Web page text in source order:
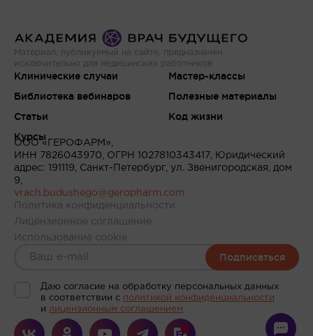
Материал, публикуемый на сайте, предназначен
исключительно для медицинских работников
Клинические случаи
Библиотека вебинаров
Статьи
Курсы
Мастер-классы
Полезные материалы
Код жизни
ООО «ГЕРОФАРМ»,
ИНН 7826043970, ОГРН 1027810343417, Юридический
адрес: 191119, Санкт-Петербург, ул. Звенигородская, дом
9,
vrach.budushego@geropharm.com
Политика конфиденциальности
Лицензионное соглашение
Использование cookie
Подписаться
Даю согласие на обработку персональных данных
в соответствии c политикой конфиденциальности
и лицензионным соглашением